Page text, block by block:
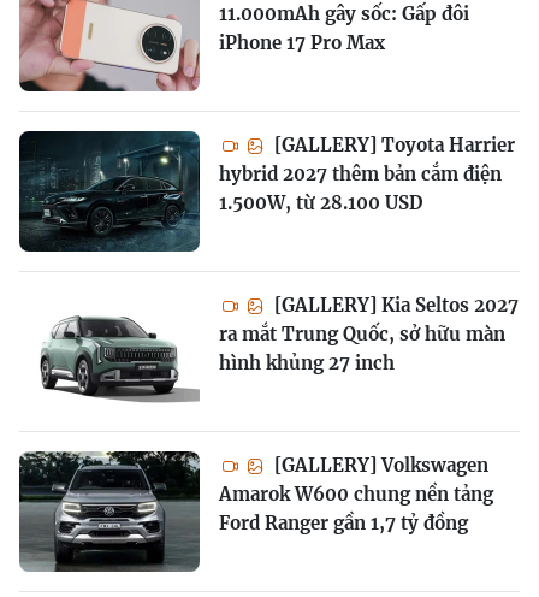
11.000mAh gây sốc: Gấp đôi
iPhone 17 Pro Max
[GALLERY] Toyota Harrier
hybrid 2027 thêm bản cắm điện
1.500W, từ 28.100 USD
[GALLERY] Kia Seltos 2027
ra mắt Trung Quốc, sở hữu màn
hình khủng 27 inch
[GALLERY] Volkswagen
Amarok W600 chung nền tảng
Ford Ranger gần 1,7 tỷ đồng